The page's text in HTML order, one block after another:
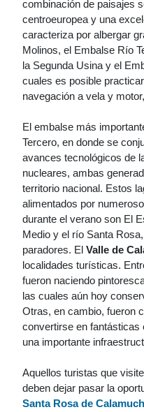
combinación de paisajes
centroeuropea y una
caracteriza por albergar
Molinos, el Embalse Río
la Segunda Usina y el
cuales es posible
navegación a vela y
El embalse más
Tercero, en donde se
avances tecnológicos de
nucleares, ambas
territorio nacional. Estos
alimentados por
durante el verano son El
Medio y el río Santa
paradores. El Valle de
localidades turísticas.
fueron naciendo
las cuales aún hoy
Otras, en cambio, fueron
convertirse en
una importante
Aquellos turistas que
deben dejar pasar la
Santa Rosa de